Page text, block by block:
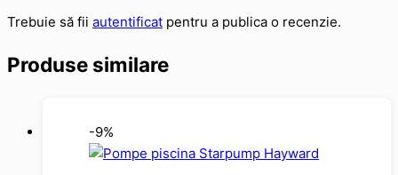
Trebuie să fii autentificat pentru a publica o recenzie.
Produse similare
-9%